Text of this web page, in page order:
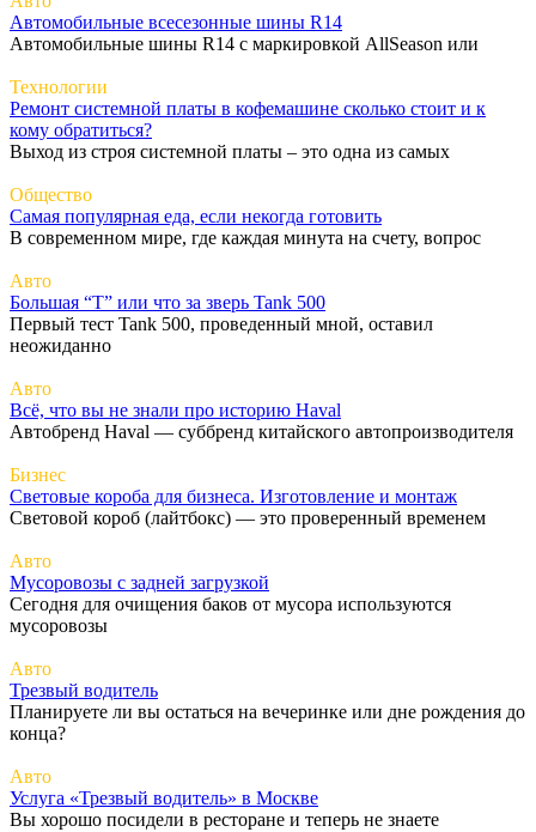
Автомобильные всесезонные шины R14
Автомобильные шины R14 с маркировкой AllSeason или
Технологии
Ремонт системной платы в кофемашине сколько стоит и к
кому обратиться?
Выход из строя системной платы – это одна из самых
Общество
Самая популярная еда, если некогда готовить
В современном мире, где каждая минута на счету, вопрос
Авто
Большая “Т” или что за зверь Tank 500
Первый тест Tank 500, проведенный мной, оставил
неожиданно
Авто
Всё, что вы не знали про историю Haval
Автобренд Haval — суббренд китайского автопроизводителя
Бизнес
Световые короба для бизнеса. Изготовление и монтаж
Световой короб (лайтбокс) — это проверенный временем
Авто
Мусоровозы с задней загрузкой
Сегодня для очищения баков от мусора используются
мусоровозы
Авто
Трезвый водитель
Планируете ли вы остаться на вечеринке или дне рождения до
конца?
Авто
Услуга «Трезвый водитель» в Москве
Вы хорошо посидели в ресторане и теперь не знаете